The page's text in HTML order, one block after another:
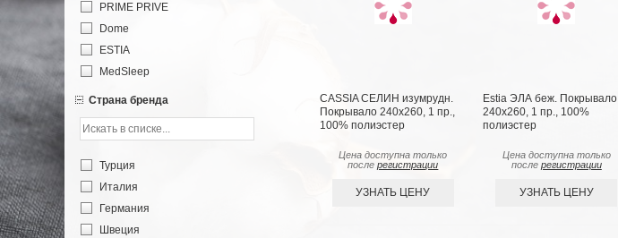
CASSIA СЕЛИН изумрудн.
Покрывало 240х260, 1 пр.,
100% полиэстер
Цена доступна только
послерегистрации
УЗНАТЬ ЦЕНУ
Estia ЭЛА беж. Покрывало
240х260, 1 пр., 100%
полиэстер
Цена доступна только
после регистрации
УЗНАТЬ ЦЕНУ
PRIME PRIVE
Dome
ESTIA
MedSleep
Страна бренда
Турция
Италия
Германия
Швеция